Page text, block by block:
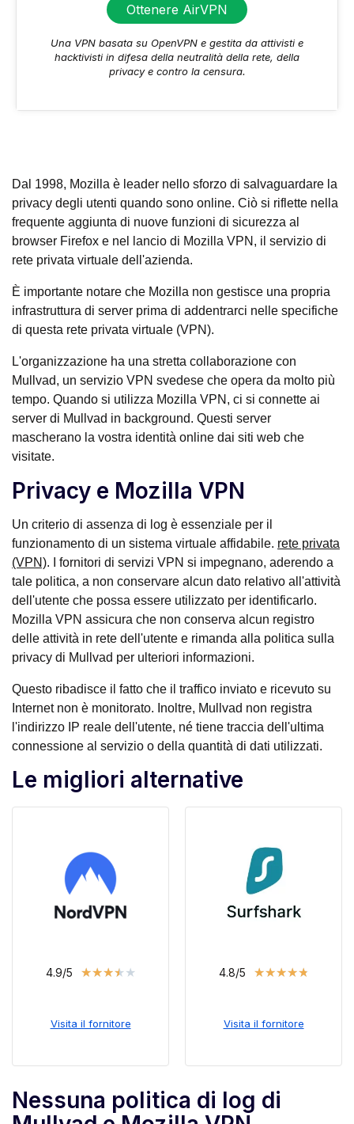
Ottenere AirVPN
Una VPN basata su OpenVPN e gestita da attivisti e
hacktivisti in difesa della neutralità della rete, della
privacy e contro la censura.
Dal 1998, Mozilla è leader nello sforzo di salvaguardare la
privacy degli utenti quando sono online. Ciò si riflette nella
frequente aggiunta di nuove funzioni di sicurezza al
browser Firefox e nel lancio di Mozilla VPN, il servizio di
rete privata virtuale dell'azienda.
È importante notare che Mozilla non gestisce una propria
infrastruttura di server prima di addentrarci nelle specifiche
di questa rete privata virtuale (VPN).
L'organizzazione ha una stretta collaborazione con
Mullvad, un servizio VPN svedese che opera da molto più
tempo. Quando si utilizza Mozilla VPN, ci si connette ai
server di Mullvad in background. Questi server
mascherano la vostra identità online dai siti web che
visitate.
Privacy e Mozilla VPN
Un criterio di assenza di log è essenziale per il
funzionamento di un sistema virtuale affidabile. rete privata
(VPN). I fornitori di servizi VPN si impegnano, aderendo a
tale politica, a non conservare alcun dato relativo all'attività
dell'utente che possa essere utilizzato per identificarlo.
Mozilla VPN assicura che non conserva alcun registro
delle attività in rete dell'utente e rimanda alla politica sulla
privacy di Mullvad per ulteriori informazioni.
Questo ribadisce il fatto che il traffico inviato e ricevuto su
Internet non è monitorato. Inoltre, Mullvad non registra
l'indirizzo IP reale dell'utente, né tiene traccia dell'ultima
connessione al servizio o della quantità di dati utilizzati.
Le migliori alternative
4.9/5 ★★★★★
Visita il fornitore
4.8/5 ★★★★★
Visita il fornitore
Nessuna politica di log di